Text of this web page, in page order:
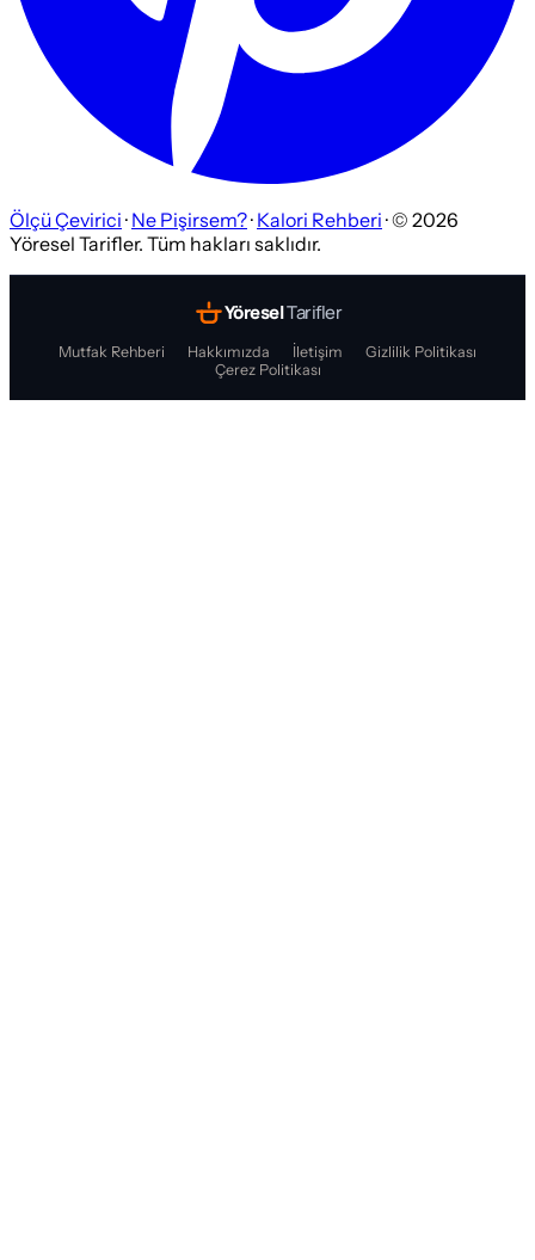
Ölçü Çevirici · Ne Pişirsem?· Kalori Rehberi · © 2026
Yöresel Tarifler. Tüm hakları saklıdır.
YöreselTarifler
Mutfak Rehberi Hakkımızda İletişim
Gizlilik Politikası
Çerez Politikası